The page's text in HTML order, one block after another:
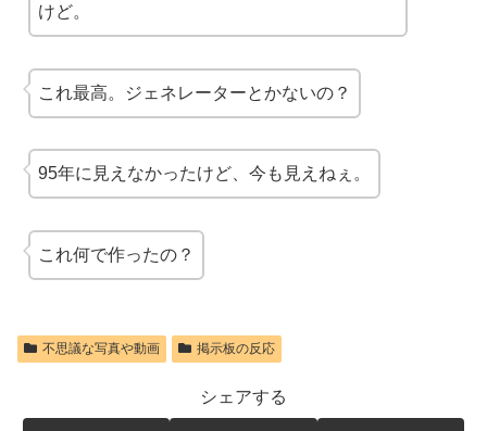
けど。
これ最高。ジェネレーターとかないの？
95年に見えなかったけど、今も見えねぇ。
これ何で作ったの？
不思議な写真や動画 掲示板の反応
シェアする